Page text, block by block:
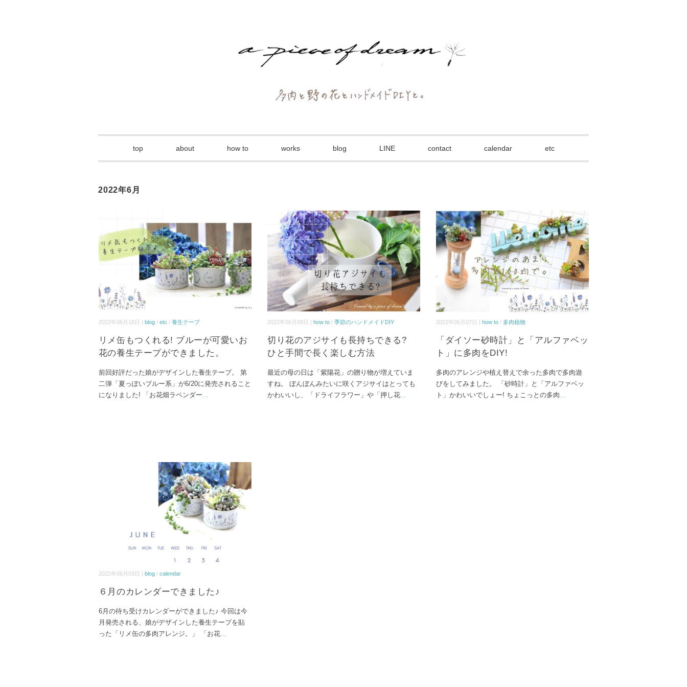
top about how to works blog LINE contact calendar etc
2022年6月
2022年06月18日 | blog/ etc / 養生テープ
リメ缶もつくれる! ブルーが可愛いお
花の養生テープができました。
前回好評だった娘がデザインした養生テープ。 第
二弾「夏っぽいブルー系」が6/20に発売されること
になりました! 「お花畑ラベンダー...
2022年06月09日 |how to /季節のハンドメイドDIY
切り花のアジサイも長持ちできる?
ひと手間で長く楽しむ方法
最近の母の日は「紫陽花」の贈り物が増えていま
すね。 ぼんぼんみたいに咲くアジサイはとっても
かわいいし、「ドライフラワー」や「押し花...
2022年06月07日 |how to / 多肉植物
「ダイソー砂時計」と「アルファベッ
ト」に多肉をDIY!
多肉のアレンジや植え替えで余った多肉で多肉遊
びをしてみました。 「砂時計」と「アルファベッ
ト」かわいいでしょー! ちょこっとの多肉...
2022年06月03日 | blog/ calendar
６月のカレンダーできました♪
6月の待ち受けカレンダーができました♪ 今回は今
月発売される、娘がデザインした養生テープを貼
った「リメ缶の多肉アレンジ。」 「お花...